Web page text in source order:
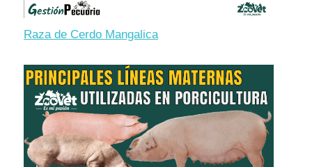
Raza de Cerdo Mangalica